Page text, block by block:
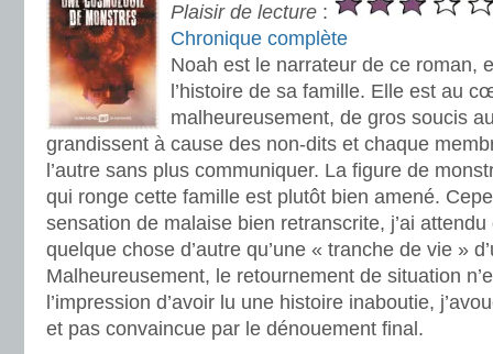
Plaisir de lecture :
Chronique complète
Noah est le narrateur de ce roman,
l’histoire de sa famille. Elle est au
malheureusement, de gros soucis
grandissent à cause des non-dits et chaque
l’autre sans plus communiquer. La figure de
qui ronge cette famille est plutôt bien amené.
sensation de malaise bien retranscrite, j’ai attendu
quelque chose d’autre qu’une « tranche de vie »
Malheureusement, le retournement de situation
l’impression d’avoir lu une histoire inaboutie,
et pas convaincue par le dénouement final.